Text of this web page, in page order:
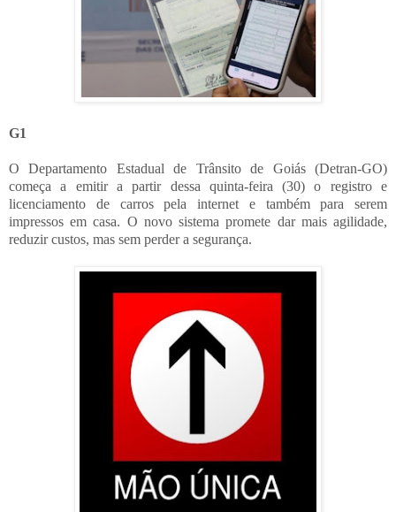
G1
O Departamento Estadual de Trânsito de Goiás (Detran-GO)
começa a emitir a partir dessa quinta-feira (30) o registro e
licenciamento de carros pela internet e também para serem
impressos em casa. O novo sistema promete dar mais agilidade,
reduzir custos, mas sem perder a segurança.